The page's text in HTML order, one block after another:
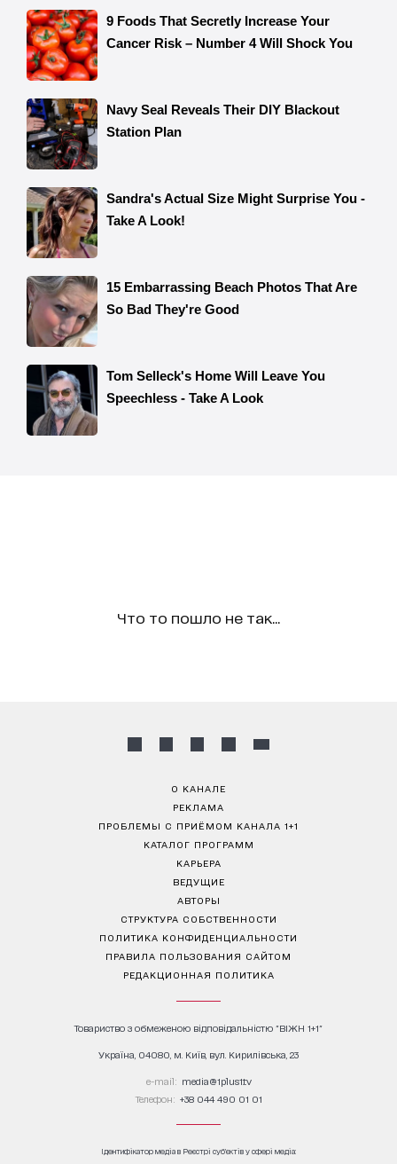
Что то пошло не так...
О КАНАЛЕ
РЕКЛАМА
ПРОБЛЕМЫ С ПРИЁМОМ КАНАЛА 1+1
КАТАЛОГ ПРОГРАММ
КАРЬЕРА
ВЕДУЩИЕ
АВТОРЫ
СТРУКТУРА СОБСТВЕННОСТИ
ПОЛИТИКА КОНФИДЕНЦИАЛЬНОСТИ
ПРАВИЛА ПОЛЬЗОВАНИЯ САЙТОМ
РЕДАКЦИОННАЯ ПОЛИТИКА
Товариство з обмеженою відповідальністю "ВІЖН 1+1"
Україна, 04080, м. Київ, вул. Кирилівська, 23
е-mail: media@1plus1.tv
Телефон: +38 044 490 01 01
Ідентифікатор медіа в Реєстрі суб’єктів у сфері медіа: